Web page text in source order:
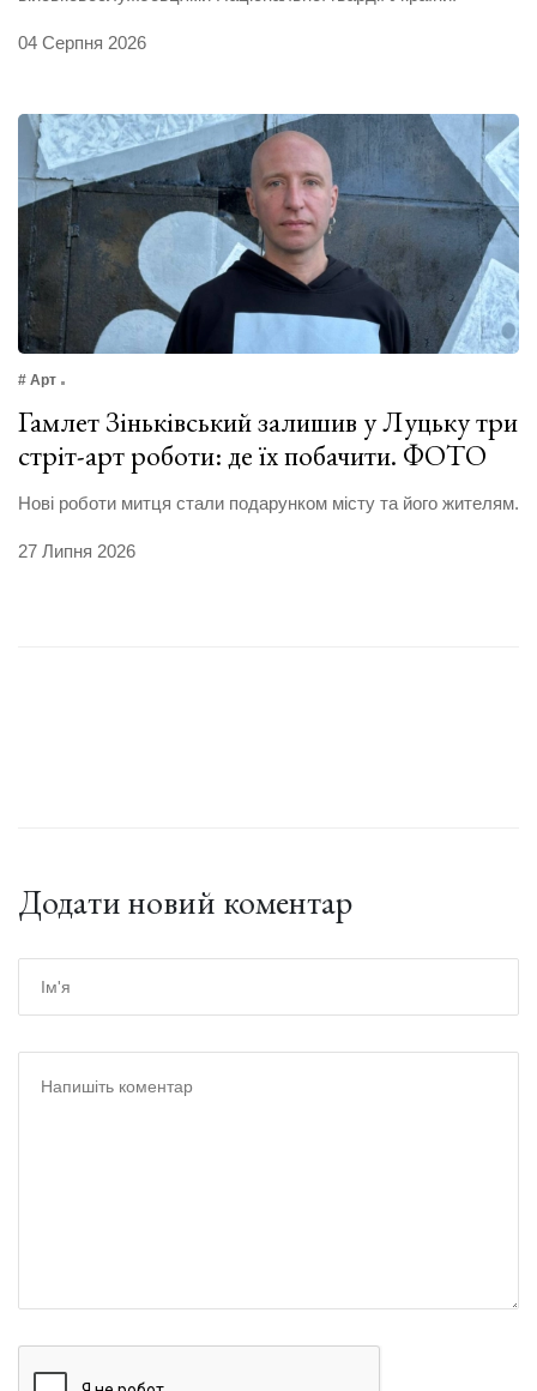
04 Серпня 2026
# Арт
Гамлет Зіньківський залишив у Луцьку три
стріт-арт роботи: де їх побачити. ФОТО
Нові роботи митця стали подарунком місту та його жителям.
27 Липня 2026
Додати новий коментар